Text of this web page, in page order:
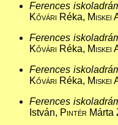
Ferences
Kővári Réka, Miskei
Ferences
Kővári Réka, Miskei
Ferences
Kővári Réka, Miskei
Ferences
István, Pintér Márta